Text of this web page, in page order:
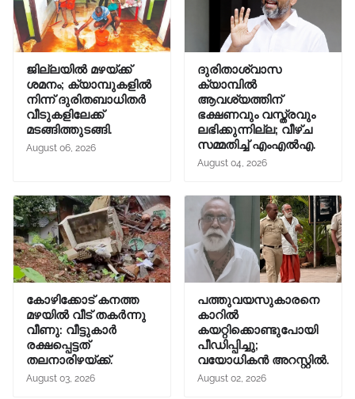
ജില്ലയിൽ മഴയ്ക്ക്
ശമനം; ക്യാമ്പുകളിൽ
നിന്ന് ദുരിതബാധിതർ
വീടുകളിലേക്ക്
മടങ്ങിത്തുടങ്ങി.
August 06, 2026
ദുരിതാശ്വാസ
ക്യാമ്പിൽ
ആവശ്യത്തിന്
ഭക്ഷണവും വസ്ത്രവും
ലഭിക്കുന്നില്ല; വീഴ്ച
സമ്മതിച്ച് എംഎൽഎ.
August 04, 2026
കോഴിക്കോട് കനത്ത
മഴയിൽ വീട് തകർന്നു
വീണു: വീട്ടുകാർ
രക്ഷപ്പെട്ടത്
തലനാരിഴയ്ക്ക്.
August 03, 2026
പത്തുവയസുകാരനെ
കാറിൽ
കയറ്റിക്കൊണ്ടുപോയി
പീഡിപ്പിച്ചു;
വയോധികൻ അറസ്റ്റിൽ.
August 02, 2026